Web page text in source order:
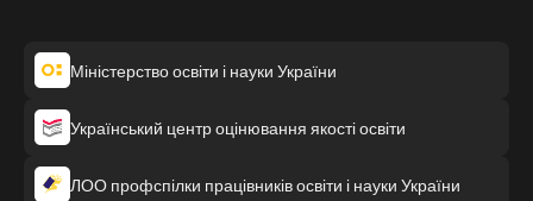
Міністерство освіти і науки України
Український центр оцінювання якості освіти
ЛОО профспілки працівників освіти і науки України